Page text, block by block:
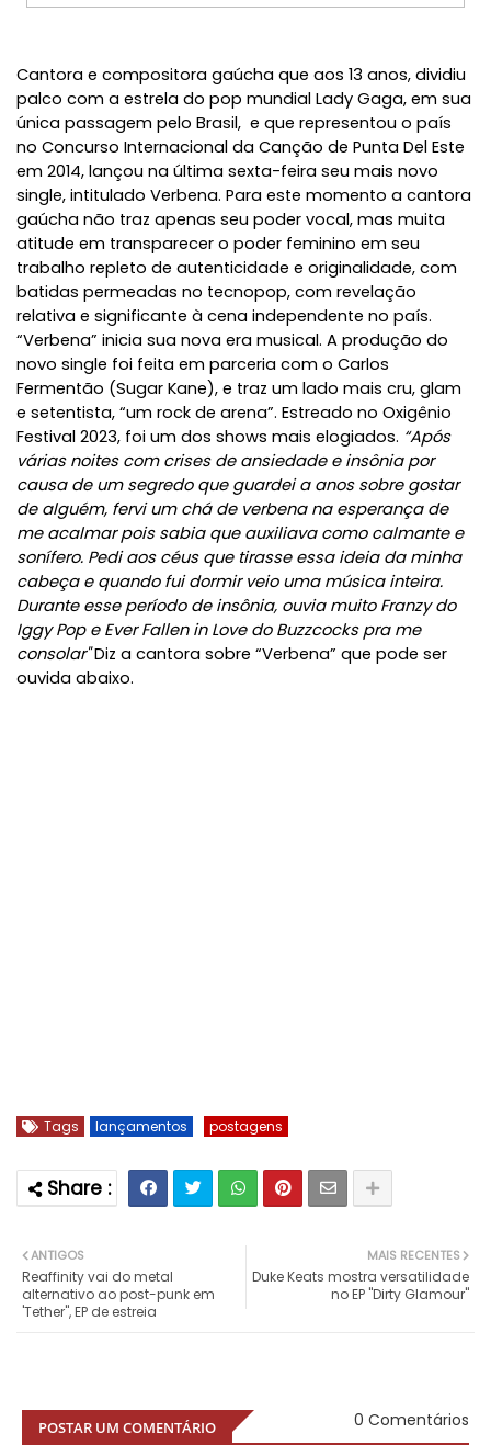
Cantora e compositora gaúcha que aos 13 anos, dividiu
palco com a estrela do pop mundial Lady Gaga, em sua
única passagem pelo Brasil, e que representou o país
no Concurso Internacional da Canção de Punta Del Este
em 2014, lançou na última sexta-feira seu mais novo
single, intitulado Verbena. Para este momento a cantora
gaúcha não traz apenas seu poder vocal, mas muita
atitude em transparecer o poder feminino em seu
trabalho repleto de autenticidade e originalidade, com
batidas permeadas no tecnopop, com revelação
relativa e significante à cena independente no país.
“Verbena” inicia sua nova era musical. A produção do
novo single foi feita em parceria com o Carlos
Fermentão (Sugar Kane), e traz um lado mais cru, glam
e setentista, “um rock de arena”. Estreado no Oxigênio
Festival 2023, foi um dos shows mais elogiados. “Após
várias noites com crises de ansiedade e insônia por
causa de um segredo que guardei a anos sobre gostar
de alguém, fervi um chá de verbena na esperança de
me acalmar pois sabia que auxiliava como calmante e
sonífero. Pedi aos céus que tirasse essa ideia da minha
cabeça e quando fui dormir veio uma música inteira.
Durante esse período de insônia, ouvia muito Franzy do
Iggy Pop e Ever Fallen in Love do Buzzcocks pra me
consolar"Diz a cantora sobre “Verbena” que pode ser
ouvida abaixo.
Tags lançamentos postagens
MAIS RECENTES
Duke Keats mostra versatilidade
no EP "Dirty Glamour"
ANTIGOS
Reaffinity vai do metal
alternativo ao post-punk em
'Tether", EP de estreia
POSTAR UM COMENTÁRIO 0 Comentários